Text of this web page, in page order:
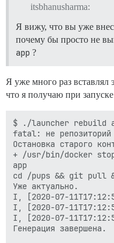
itsbhanusharma:
Я вижу, что вы уже
почему бы просто не
app ?
Я уже много раз вставлял
что я получаю при
$ ./launcher rebuild
fatal: не
Остановка старого
+ /usr/bin/docker
app
cd /pups && git pull
Уже актуально.
I, [2020-07-
I, [2020-07-
I, [2020-07-
Генерация завершена.